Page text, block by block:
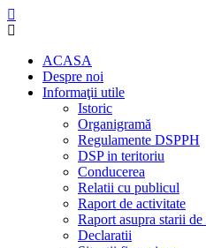
ACASA
Despre noi
Informaţii utile
Istoric
Organigramă
Regulamente DSPPH
DSP in teritoriu
Conducerea
Relatii cu publicul
Raport de activitate
Raport asupra starii de
Declaratii